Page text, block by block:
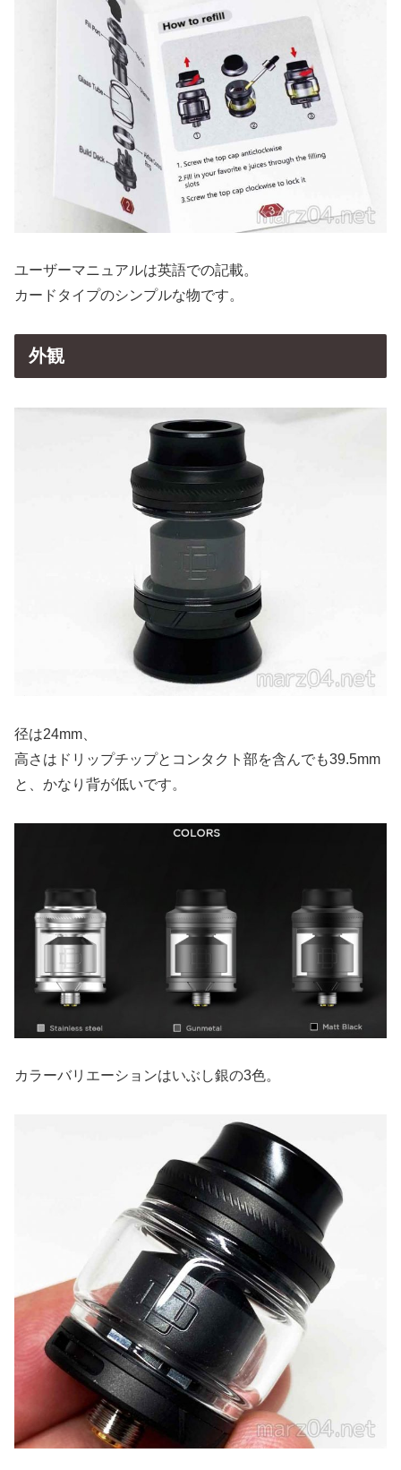
ユーザーマニュアルは英語での記載。
カードタイプのシンプルな物です。
外観
径は24mm、
高さはドリップチップとコンタクト部を含んでも39.5mm
と、かなり背が低いです。
カラーバリエーションはいぶし銀の3色。